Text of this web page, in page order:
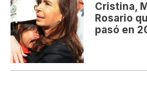
Cristina,
Rosario
pasó en